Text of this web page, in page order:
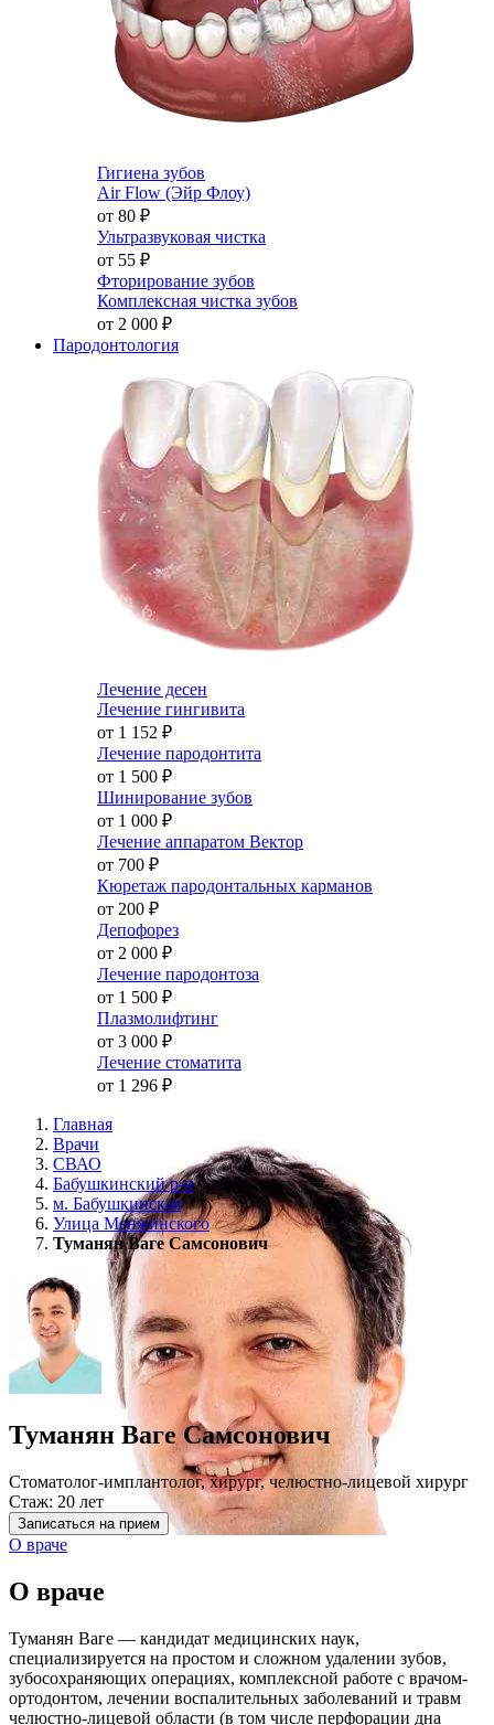
Гигиена зубов
Air Flow (Эйр Флоу)
от 80 ₽
Ультразвуковая чистка
от 55 ₽
Фторирование зубов
Комплексная чистка зубов
от 2 000 ₽
Пародонтология
Лечение десен
Лечение гингивита
от 1 152 ₽
Лечение пародонтита
от 1 500 ₽
Шинирование зубов
от 1 000 ₽
Лечение аппаратом Вектор
от 700 ₽
Кюретаж пародонтальных карманов
от 200 ₽
Депофорез
от 2 000 ₽
Лечение пародонтоза
от 1 500 ₽
Плазмолифтинг
от 3 000 ₽
Лечение стоматита
от 1 296 ₽
Главная
Врачи
СВАО
Бабушкинский р-н
м. Бабушкинская
Улица Менжинского
Туманян Ваге Самсонович
Туманян Ваге Самсонович
Стоматолог-имплантолог, хирург, челюстно-лицевой хирург
Стаж: 20 лет
Записаться на прием
О враче
О враче
Туманян Ваге — кандидат медицинских наук,
специализируется на простом и сложном удалении зубов,
зубосохраняющих операциях, комплексной работе с врачом-
ортодонтом, лечении воспалительных заболеваний и травм
челюстно-лицевой области (в том числе перфорации дна